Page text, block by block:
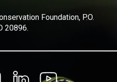
Foundation, P.O.
20896.